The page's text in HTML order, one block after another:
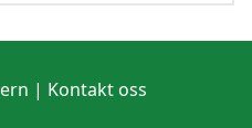
| Kontakt oss